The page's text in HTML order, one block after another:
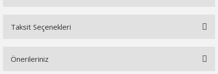
Taksit Seçenekleri
Önerileriniz